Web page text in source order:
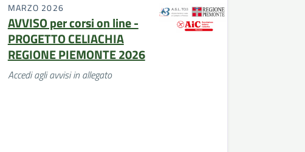
MARZO 2026
AVVISO per corsi on line -
PROGETTO CELIACHIA
REGIONE PIEMONTE 2026
Accedi agli avvisi in allegato